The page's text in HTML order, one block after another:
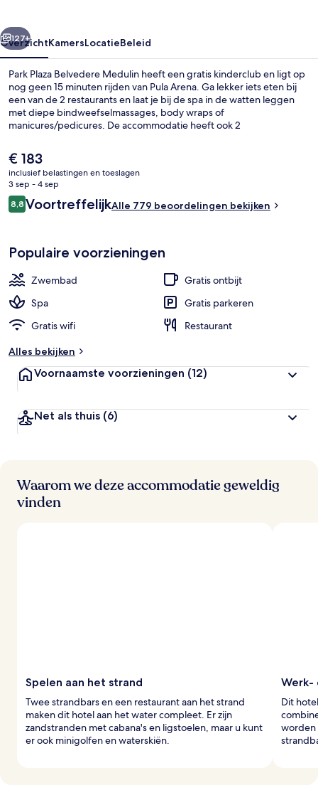
Volgende
127+
OverzichtKamersLocatieBeleid
Park Plaza Belvedere Medulin heeft een gratis kinderclub en ligt op
nog geen 15 minuten rijden van Pula Arena. Ga lekker iets eten bij
een van de 2 restaurants en laat je bij de spa in de watten leggen
met diepe bindweefselmassages, body wraps of
manicures/pedicures. De accommodatie heeft ook 2
zwembad.
De
huidige
prijs
is
€ 183
€ 183
inclusief belastingen en toeslagen
3 sep - 4 sep
Beoordelingen
8,88,8 op 10 –
VoortreffelijkAlle 779 beoordelingen bekijken
Populaire voorzieningen
Zwembad
Gratis ontbijt
Spa
Gratis parkeren
Gratis wifi
Restaurant
Alles bekijken
Voornaamste voorzieningen (12)
Net als thuis (6)
Waarom we deze accommodatie geweldig
vinden
Spelen aan het strand
Twee strandbars en een restaurant aan het strand
maken dit hotel aan het water compleet. Er zijn
zandstranden met cabana's en ligstoelen, maar u kunt
er ook minigolfen en waterskiën.
Werk-
Dit
worden